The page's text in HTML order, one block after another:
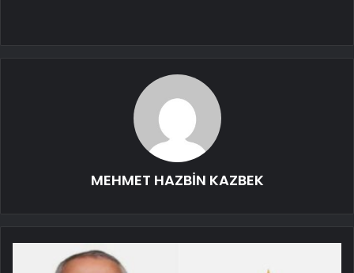
MEHMET HAZBİN KAZBEK